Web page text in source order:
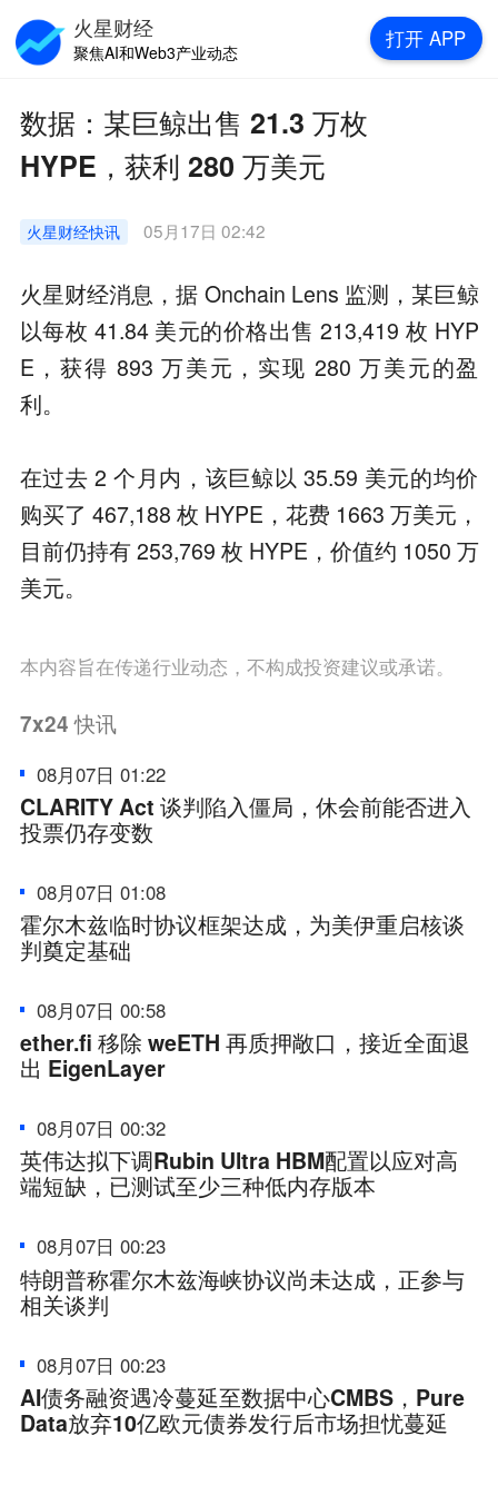
数据：某巨鲸出售 21.3 万枚
HYPE，获利 280 万美元
火星财经快讯 05月17日 02:42
火星财经消息，据 Onchain Lens 监测，某巨鲸
以每枚 41.84 美元的价格出售 213,419 枚 HYP
E，获得 893 万美元，实现 280 万美元的盈
利。
在过去 2 个月内，该巨鲸以 35.59 美元的均价
购买了 467,188 枚 HYPE，花费 1663 万美元，
目前仍持有 253,769 枚 HYPE，价值约 1050 万
美元。
本内容旨在传递行业动态，不构成投资建议或承诺。
7x24快讯
08月07日 01:22
CLARITY Act 谈判陷入僵局，休会前能否进入
投票仍存变数
08月07日 01:08
霍尔木兹临时协议框架达成，为美伊重启核谈
判奠定基础
08月07日 00:58
ether.fi 移除 weETH 再质押敞口，接近全面退
出 EigenLayer
08月07日 00:32
英伟达拟下调Rubin Ultra HBM配置以应对高
端短缺，已测试至少三种低内存版本
08月07日 00:23
特朗普称霍尔木兹海峡协议尚未达成，正参与
相关谈判
08月07日 00:23
AI债务融资遇冷蔓延至数据中心CMBS，Pure
Data放弃10亿欧元债券发行后市场担忧蔓延
火星财经
聚焦AI和Web3产业动态
打开 APP